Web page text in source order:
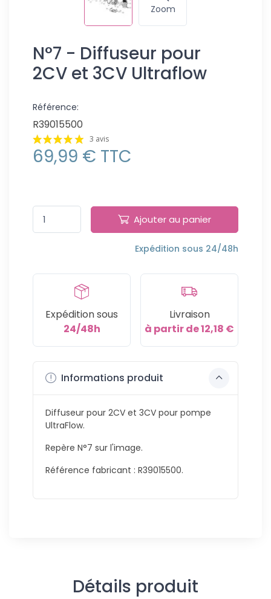
Zoom
N°7 - Diffuseur pour
2CV et 3CV Ultraflow
Référence:
R39015500
3 avis
69,99 € TTC
Ajouter au panier
Expédition sous 24/48h
Expédition sous
24/48h
Livraison
à partir de 12,18 €
Informations produit
Diffuseur pour 2CV et 3CV pour pompe
UltraFlow.
Repère N°7 sur l'image.
Référence fabricant : R39015500.
Détails produit